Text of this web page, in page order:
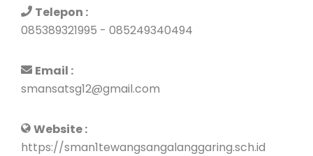
Telepon :
085389321995 - 085249340494
Email :
smansatsg12@gmail.com
Website :
https://sman1tewangsangalanggaring.sch.id